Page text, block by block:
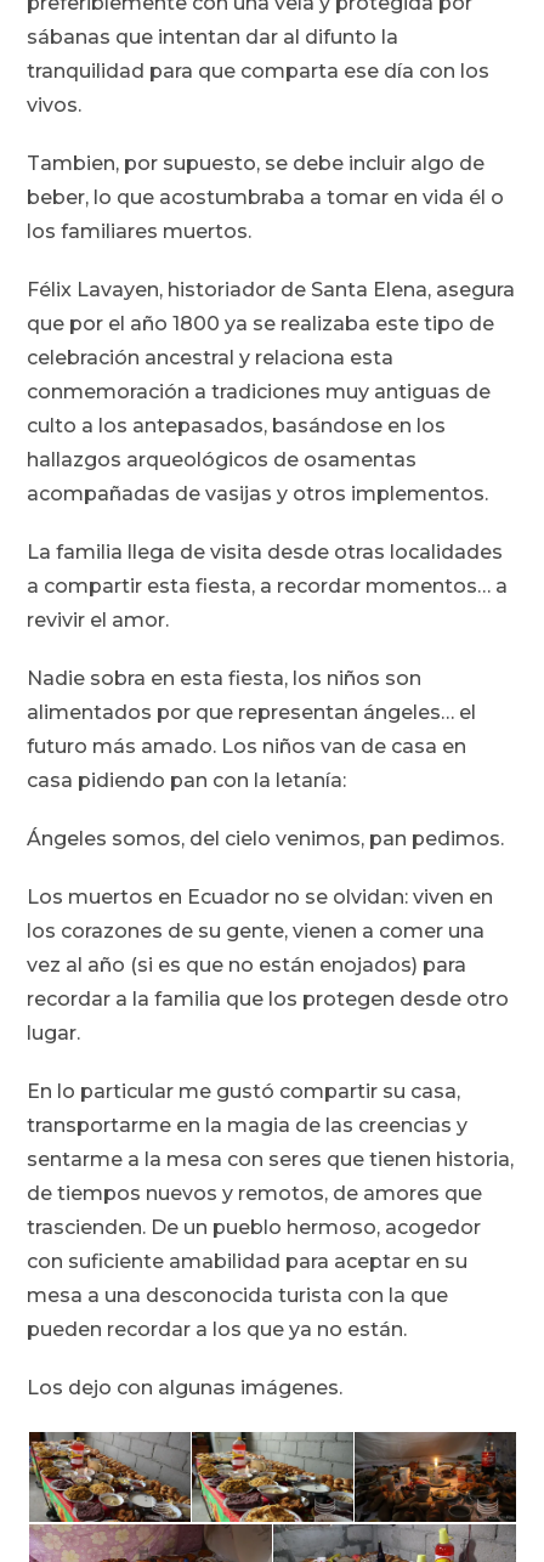
sábanas que intentan dar al difunto la
tranquilidad para que comparta ese día con los
vivos.
Tambien, por supuesto, se debe incluir algo de
beber, lo que acostumbraba a tomar en vida él o
los familiares muertos.
Félix Lavayen, historiador de Santa Elena, asegura
que por el año 1800 ya se realizaba este tipo de
celebración ancestral y relaciona esta
conmemoración a tradiciones muy antiguas de
culto a los antepasados, basándose en los
hallazgos arqueológicos de osamentas
acompañadas de vasijas y otros implementos.
La familia llega de visita desde otras localidades
a compartir esta fiesta, a recordar momentos… a
revivir el amor.
Nadie sobra en esta fiesta, los niños son
alimentados por que representan ángeles… el
futuro más amado. Los niños van de casa en
casa pidiendo pan con la letanía:
Ángeles somos, del cielo venimos, pan pedimos.
Los muertos en Ecuador no se olvidan: viven en
los corazones de su gente, vienen a comer una
vez al año (si es que no están enojados) para
recordar a la familia que los protegen desde otro
lugar.
En lo particular me gustó compartir su casa,
transportarme en la magia de las creencias y
sentarme a la mesa con seres que tienen historia,
de tiempos nuevos y remotos, de amores que
trascienden. De un pueblo hermoso, acogedor
con suficiente amabilidad para aceptar en su
mesa a una desconocida turista con la que
pueden recordar a los que ya no están.
Los dejo con algunas imágenes.